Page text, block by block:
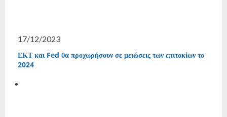
17/12/2023
ΕΚΤ και Fed θα προχωρήσουν σε μειώσεις των επιτοκίων το
2024